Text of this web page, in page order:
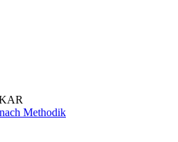
Methodik